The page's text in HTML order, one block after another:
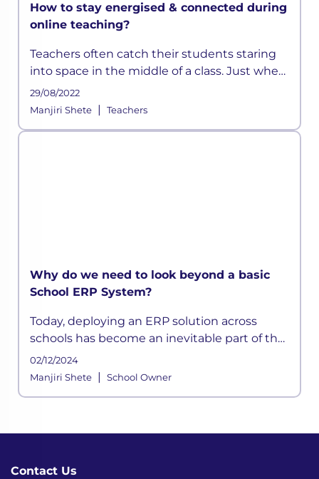
How to stay energised & connected during
online teaching?
Teachers often catch their students staring
into space in the middle of a class. Just when
they think they have devised a well-
structured lesson plan, they may find their
29/08/2022
Manjiri Shete| Teachers
Why do we need to look beyond a basic
School ERP System?
Today, deploying an ERP solution across
schools has become an inevitable part of the
school functioning where a systemic
framework handles all the aspects of its
02/12/2024
Manjiri Shete| School Owner
Contact Us